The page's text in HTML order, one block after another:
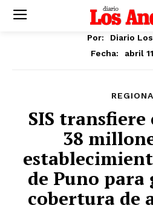
Por:
Diario
Fecha:
abril
SIS transfiere
38
de Puno
cobertura de